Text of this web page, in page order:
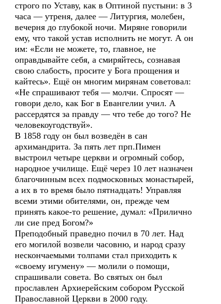
строго по Уставу, как в Оптиной пустыни: в 3
часа — утреня, далее — Литургия, молебен,
вечерня до глубокой ночи. Миряне говорили
ему, что такой устав исполнить не могут. А он
им: «Если не можете, то, главное, не
оправдывайте себя, а смиряйтесь, сознавая
свою слабость, просите у Бога прощения и
кайтесь». Ещё он многим мирянам советовал:
«Не спрашивают тебя — молчи. Спросят —
говори дело, как Бог в Евангелии учил. А
рассердятся за правду — что тебе до того? Не
человекоугодствуй».
В 1858 году он был возведён в сан
архимандрита. За пять лет прп.Пимен
выстроил четыре церкви и огромный собор,
народное училище. Ещё через 10 лет назначен
благочинным всех подмосковных монастырей,
а их в то время было пятнадцать! Управляя
всеми этими обителями, он, прежде чем
принять какое-то решение, думал: «Прилично
ли сие пред Богом?»
Преподобный праведно почил в 70 лет. Над
его могилой возвели часовню, и народ сразу
нескончаемыми толпами стал приходить к
«своему игумену» — молили о помощи,
спрашивали совета. Во святых он был
прославлен Архиерейским собором Русской
Православной Церкви в 2000 году.